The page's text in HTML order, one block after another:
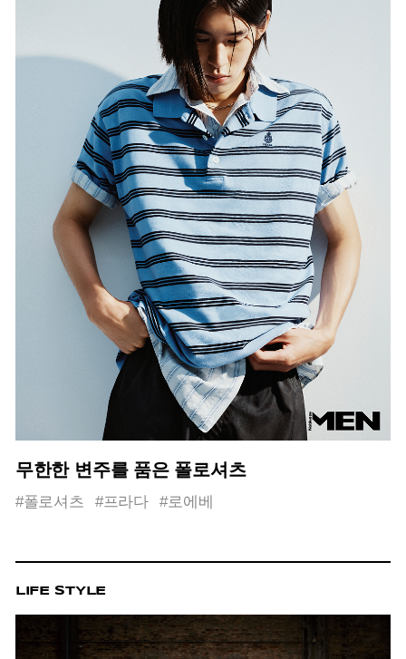
무한한 변주를 품은 폴로셔츠
#폴로셔츠 #프라다 #로에베
LIFE STYLE